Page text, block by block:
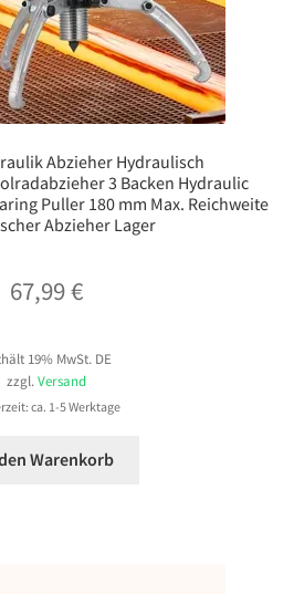
Abzieher Hydraulisch
3 Backen Hydraulic
Puller 180 mm Max. Reichweite
Abzieher Lager
67,99€
19% MwSt. DE
zzgl. Versand
ca. 1-5 Werktage
Warenkorb